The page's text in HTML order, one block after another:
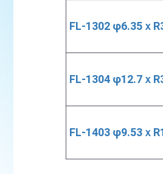
FL-1302 φ6.35ｘ
FL-1304 φ12.7ｘ
FL-1403 φ9.53ｘ